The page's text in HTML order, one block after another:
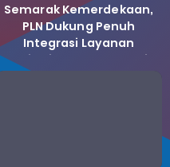
Semarak Kemerdekaan,
PLN Dukung Penuh
Integrasi Layanan
Kelistrikan ke Koperasi
Desa Merah Putih.